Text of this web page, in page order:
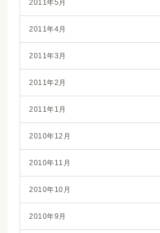
2011年5月
2011年4月
2011年3月
2011年2月
2011年1月
2010年12月
2010年11月
2010年10月
2010年9月